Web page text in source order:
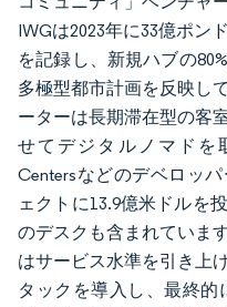
IWGは2023年に33億ポン
を記録し、新規ハブの
多極型都市計画を反映し
ーターは長期滞在型の客
せてデジタルノマドを
Centersなどのデベロッ
ェクトに13.9億米ドルを
のデスクも含まれていま
はサービス水準を引き上
タックを導入し、最終